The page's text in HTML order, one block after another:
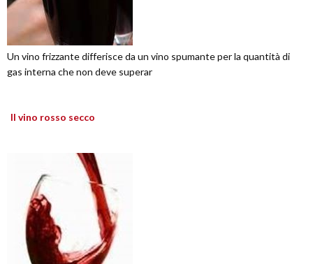
Un vino frizzante differisce da un vino spumante per la quantità di
gas interna che non deve superar
Il vino rosso secco